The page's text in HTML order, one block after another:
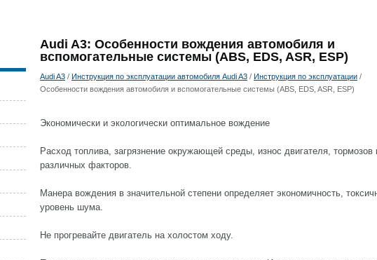
Audi A3: Особенности вождения автомобиля и
вспомогательные системы (ABS, EDS, ASR, ESP)
Audi A3 / Инструкция по эксплуатации автомобиля Audi A3 / Инструкция по эксплуатации /
Особенности вождения автомобиля и вспомогательные системы (ABS, EDS, ASR, ESP)
Экономически и экологически оптимальное вождение
Расход топлива, загрязнение окружающей среды, износ двигателя, тормозов
различных факторов.
Манера вождения в значительной степени определяет экономичность,
уровень шума.
Не прогревайте двигатель на холостом ходу.